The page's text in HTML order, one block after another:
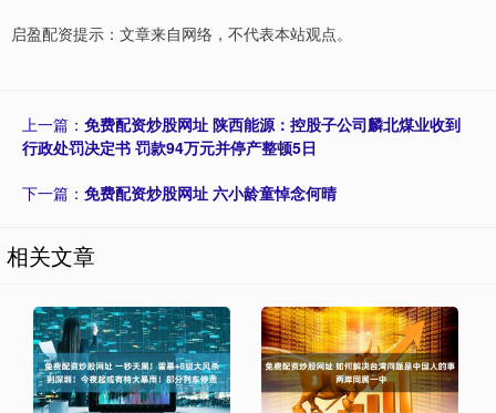
启盈配资提示：文章来自网络，不代表本站观点。
上一篇： 免费配资炒股网址 陕西能源：控股子公司麟北煤业收到
行政处罚决定书 罚款94万元并停产整顿5日
下一篇： 免费配资炒股网址 六小龄童悼念何晴
相关文章